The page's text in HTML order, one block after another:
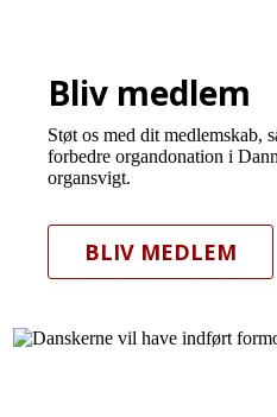
Bliv medlem
Støt os med dit medlemskab,
forbedre organdonation i
organsvigt.
BLIV MEDLEM